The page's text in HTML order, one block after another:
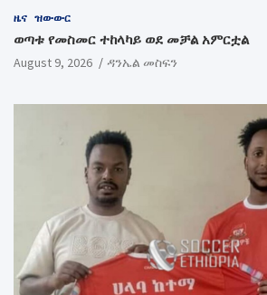
ዜና ዝውውር
ወጣቱ የመስመር ተከላካይ ወደ መቻል አምርቷል
August 9, 2026 ዳንኤል መስፍን